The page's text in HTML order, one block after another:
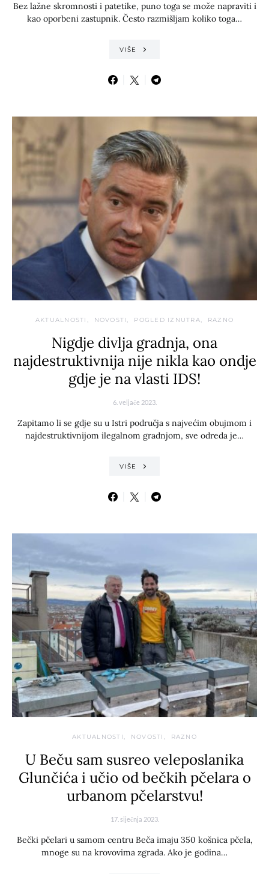
Bez lažne skromnosti i patetike, puno toga se može napraviti i
kao oporbeni zastupnik. Često razmišljam koliko toga…
VIŠE
AKTUALNOSTI NOVOSTI POGLED IZNUTRA RAZNO
Nigdje divlja gradnja, ona
najdestruktivnija nije nikla kao ondje
gdje je na vlasti IDS!
6. veljače 2023.
Zapitamo li se gdje su u Istri područja s najvećim obujmom i
najdestruktivnijom ilegalnom gradnjom, sve odreda je…
VIŠE
AKTUALNOSTI NOVOSTI RAZNO
U Beču sam susreo veleposlanika
Glunčića i učio od bečkih pčelara o
urbanom pčelarstvu!
17. siječnja 2023.
Bečki pčelari u samom centru Beča imaju 350 košnica pčela,
mnoge su na krovovima zgrada. Ako je godina…